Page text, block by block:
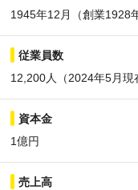
1945年12月（創業1928
従業員数
12,200人（2024年5月現
資本金
1億円
売上高